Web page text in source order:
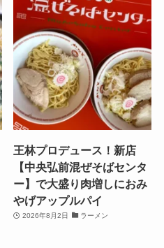
王林プロデュース！新店
【中央弘前混ぜそばセンタ
ー】で大盛り肉増しにおみ
やげアップルパイ
2026年8月2日 ラーメン